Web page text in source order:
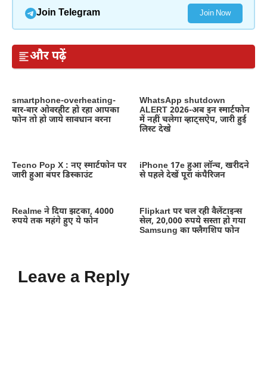
Join Telegram Join Now
और पढ़ें
smartphone-overheating-
बार-बार ओवरहीट हो रहा आपका
फोन तो हो जाये सावधान वरना
WhatsApp shutdown
ALERT 2026-अब इन स्मार्टफोन
में नहीं चलेगा व्हाट्सऐप, जारी हुई
लिस्ट देखे
Tecno Pop X : नए स्मार्टफोन पर
जारी हुआ बंपर डिस्काउंट
iPhone 17e हुआ लॉन्च, खरीदने
से पहले देखें पूरा कंपैरिजन
Realme ने दिया झटका, 4000
रुपये तक महंगे हुए ये फोन
Flipkart पर चल रही वैलेंटाइन्स
सेल, 20,000 रुपये सस्ता हो गया
Samsung का फ्लैगशिप फोन
Leave a Reply